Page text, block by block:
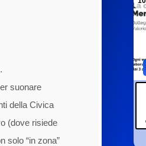
suonare
della Civica
(dove risiede
solo “in zona”